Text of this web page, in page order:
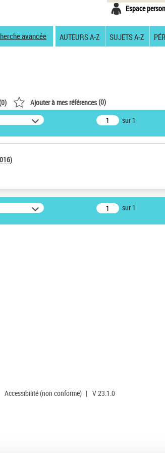
Espace
avancée AUTEURS A-Z SUJETS A-Z
0) Ajouter à mes références(0)
sur 1
sur 1
Accessibilité (non conforme) | V 23.1.0